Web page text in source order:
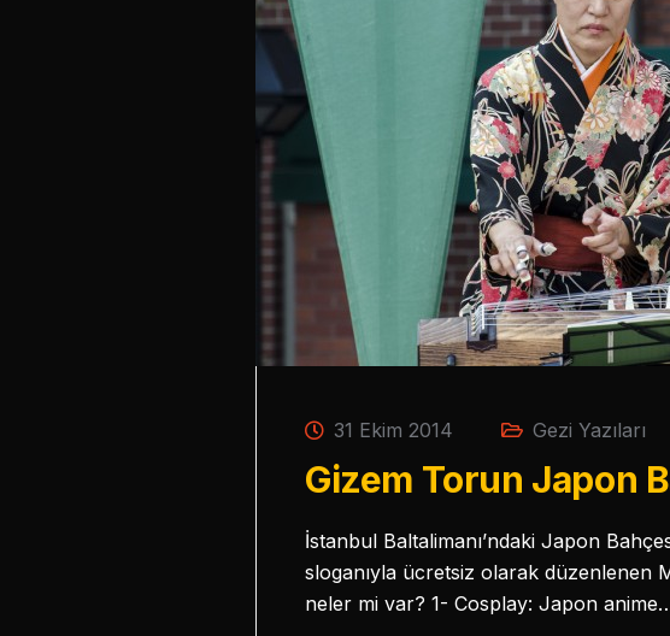
31 Ekim 2014 Gezi Yazıları
Gizem Torun Japon
İstanbul Baltalimanı’ndaki Japon
sloganıyla ücretsiz olarak düzenlenen
neler mi var? 1- Cosplay: Japon